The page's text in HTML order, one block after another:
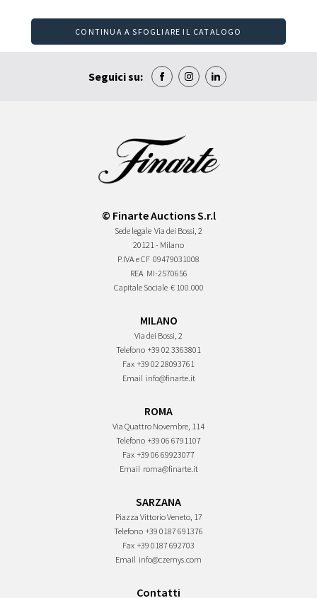
CONTINUA A SFOGLIARE IL CATALOGO
Seguici su:
© Finarte Auctions S.r.l
Sede legale Via dei Bossi, 2
20121 - Milano
P.IVA e CF 09479031008
REA MI-2570656
Capitale Sociale € 100.000
MILANO
Via dei Bossi, 2
Telefono +39 02 3363801
Fax +39 02 28093761
Email info@finarte.it
ROMA
Via Quattro Novembre, 114
Telefono +39 06 6791107
Fax +39 06 69923077
Email roma@finarte.it
SARZANA
Piazza Vittorio Veneto, 17
Telefono +39 0187 691376
Fax +39 0187 692703
Email info@czernys.com
Contatti